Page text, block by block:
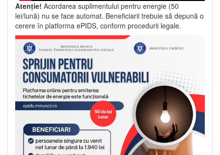
Atenție! Acordarea suplimentului pentru energie (50
lei/lună) nu se face automat. Beneficiarii trebuie să depună o
cerere în platforma ePIDS, conform procedurii legale.